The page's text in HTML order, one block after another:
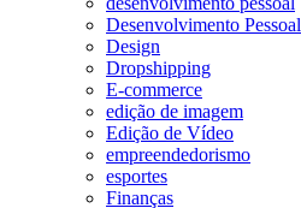
Desenvolvimento Pessoal
Design
Dropshipping
E-commerce
edição de imagem
Edição de Vídeo
empreendedorismo
esportes
Finanças